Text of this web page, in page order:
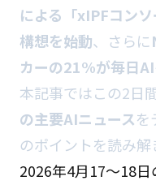
による「xIPFコンソ
構想を始動、さらに
カーの21%が毎日
本記事ではこの2日
の主要AIニュースを
のポイントを読み解
2026年4月17〜18